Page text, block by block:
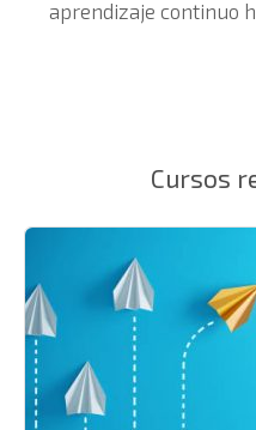
aprendizaje continuo
Cursos